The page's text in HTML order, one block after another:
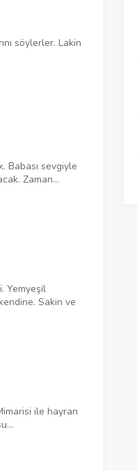
söylerler. Lakin
Babası sevgiyle
Zaman...
Yemyeşil
Sakin ve
ile hayran